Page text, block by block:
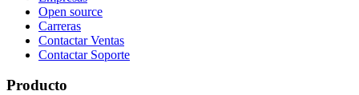
Open source
Carreras
Contactar Ventas
Contactar Soporte
Producto